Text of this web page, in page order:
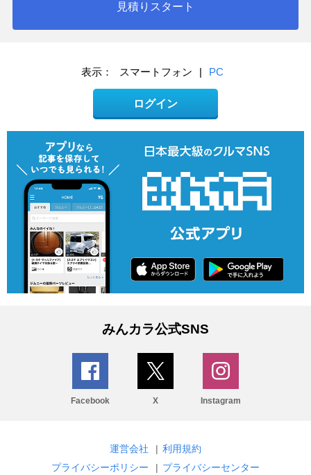
見積りスタート
表示： スマートフォン | PC
ログイン
みんカラ公式SNS
Facebook X Instagram
運営会社 | 利用規約
プライバシーポリシー
| プライバシーセンター